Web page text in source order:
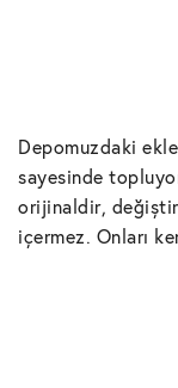
Depomuzdaki
sayesinde
orijinaldir,
içermez. Onları